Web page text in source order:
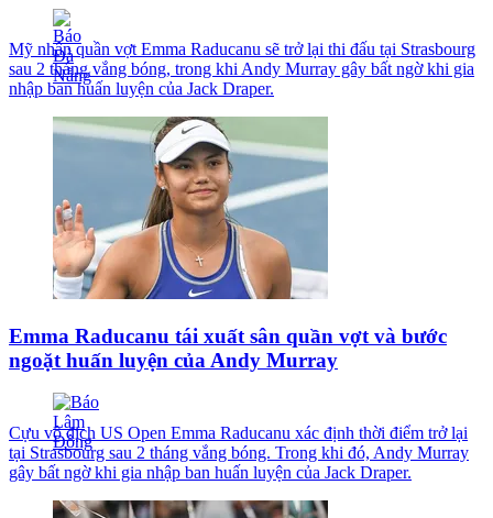
Mỹ nhân quần vợt Emma Raducanu sẽ trở lại thi đấu tại Strasbourg
sau 2 tháng vắng bóng, trong khi Andy Murray gây bất ngờ khi gia
nhập ban huấn luyện của Jack Draper.
Emma Raducanu tái xuất sân quần vợt và bước
ngoặt huấn luyện của Andy Murray
Cựu vô địch US Open Emma Raducanu xác định thời điểm trở lại
tại Strasbourg sau 2 tháng vắng bóng. Trong khi đó, Andy Murray
gây bất ngờ khi gia nhập ban huấn luyện của Jack Draper.